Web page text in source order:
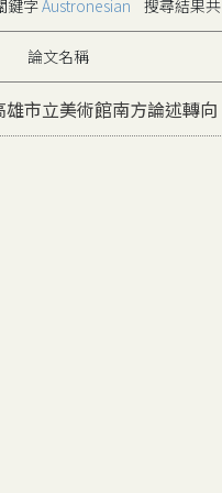
鍵字Austronesian 搜尋結果共
論文名稱
市立美術館南方論述轉向